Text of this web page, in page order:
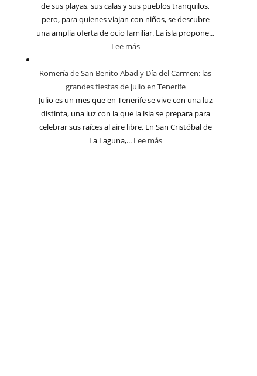
de sus playas, sus calas y sus pueblos tranquilos,
pero, para quienes viajan con niños, se descubre
una amplia oferta de ocio familiar. La isla propone...
Lee más
Romería de San Benito Abad y Día del Carmen: las
grandes fiestas de julio en Tenerife
Julio es un mes que en Tenerife se vive con una luz
distinta, una luz con la que la isla se prepara para
celebrar sus raíces al aire libre. En San Cristóbal de
La Laguna,... Lee más